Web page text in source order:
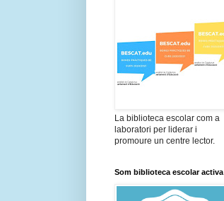
La biblioteca escolar com a
laboratori per liderar i
promoure un centre lector.
Som biblioteca escolar activa